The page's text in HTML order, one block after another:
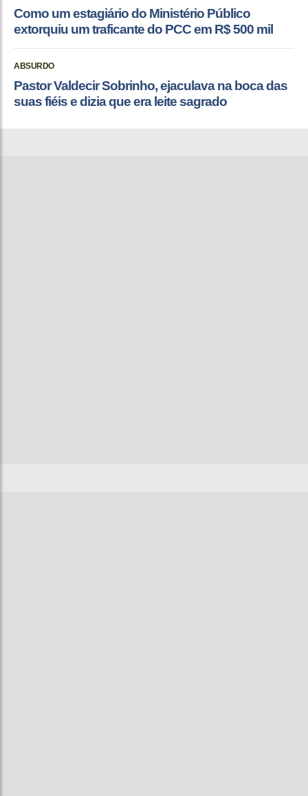
Como um estagiário do Ministério Público
extorquiu um traficante do PCC em R$ 500 mil
ABSURDO
Pastor Valdecir Sobrinho, ejaculava na boca das
suas fiéis e dizia que era leite sagrado